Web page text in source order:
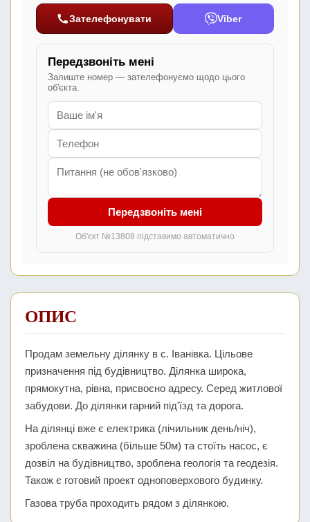
Зателефонувати Viber
Передзвоніть мені
Залиште номер — зателефонуємо щодо цього
об'єкта.
Передзвоніть мені
Об'єкт №13808 підставимо автоматично
ОПИС
Продам земельну ділянку в с. Іванівка. Цільове
призначення під будівництво. Ділянка широка,
прямокутна, рівна, присвоєно адресу. Серед житлової
забудови. До ділянки гарний під'їзд та дорога.
На ділянці вже є електрика (лічильник день/ніч),
зроблена скважина (більше 50м) та стоїть насос, є
дозвіл на будівництво, зроблена геологія та геодезія.
Також є готовий проект одноповерхового будинку.
Газова труба проходить рядом з ділянкою.